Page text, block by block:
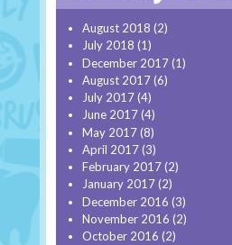
August 2018 (2)
July 2018 (1)
December 2017(1)
August 2017(6)
July 2017(4)
June 2017(4)
May 2017(8)
April 2017(3)
February 2017(2)
January 2017(2)
December 2016 (3)
November 2016 (2)
October 2016 (2)